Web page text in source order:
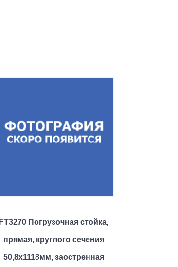
FT3270 Погрузочная стойка,
прямая, круглого сечения
50,8х1118мм, заостренная